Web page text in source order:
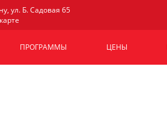
ул. Б. Садовая 65
ПРОГРАММЫ ЦЕНЫ